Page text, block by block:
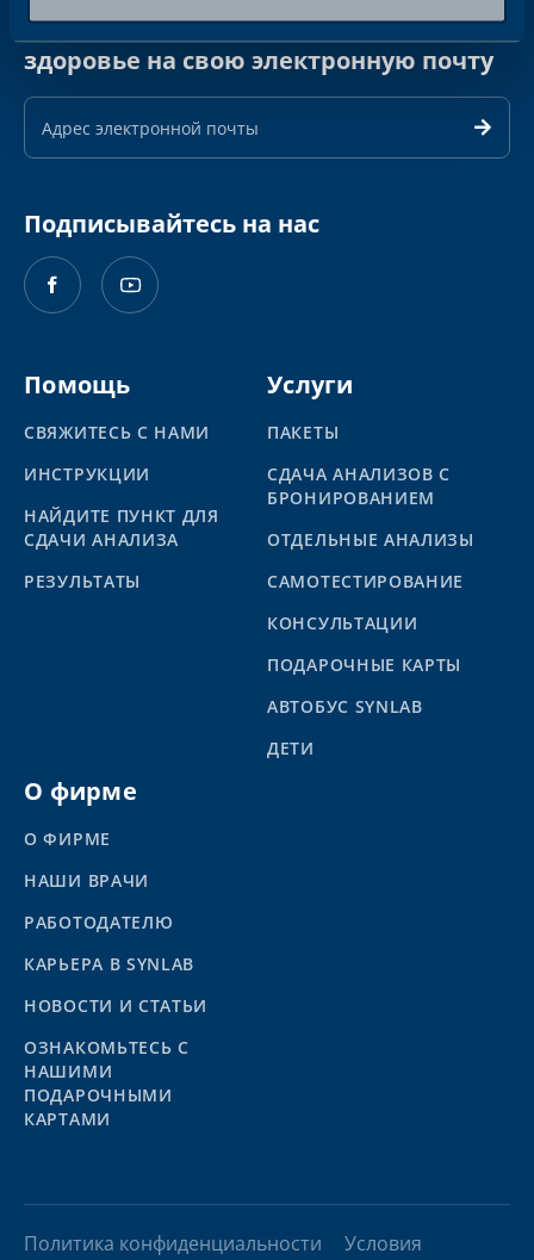
Получайте еженедельные новости о
здоровье на свою электронную почту
Адрес
почты
Подписывайтесь на нас
Помощь
СВЯЖИТЕСЬ С НАМИ
ИНСТРУКЦИИ
НАЙДИТЕ ПУНКТ ДЛЯ
СДАЧИ АНАЛИЗА
PЕЗУЛЬТАТЫ
Услуги
ПАКЕТЫ
СДАЧА АНАЛИЗОВ С
БРОНИРОВАНИЕМ
ОТДЕЛЬНЫЕ АНАЛИЗЫ
САМОТЕСТИРОВАНИЕ
КОНСУЛЬТАЦИИ
ПОДАРОЧНЫЕ КАРТЫ
АВТОБУС SYNLAB
ДЕТИ
О фирме
О ФИРМЕ
НАШИ ВРАЧИ
РАБОТОДАТЕЛЮ
КАРЬЕРА В SYNLAB
НОВОСТИ И СТАТЬИ
ОЗНАКОМЬТЕСЬ С
НАШИМИ
ПОДАРОЧНЫМИ
КАРТАМИ
Политика конфиденциальности
Условия